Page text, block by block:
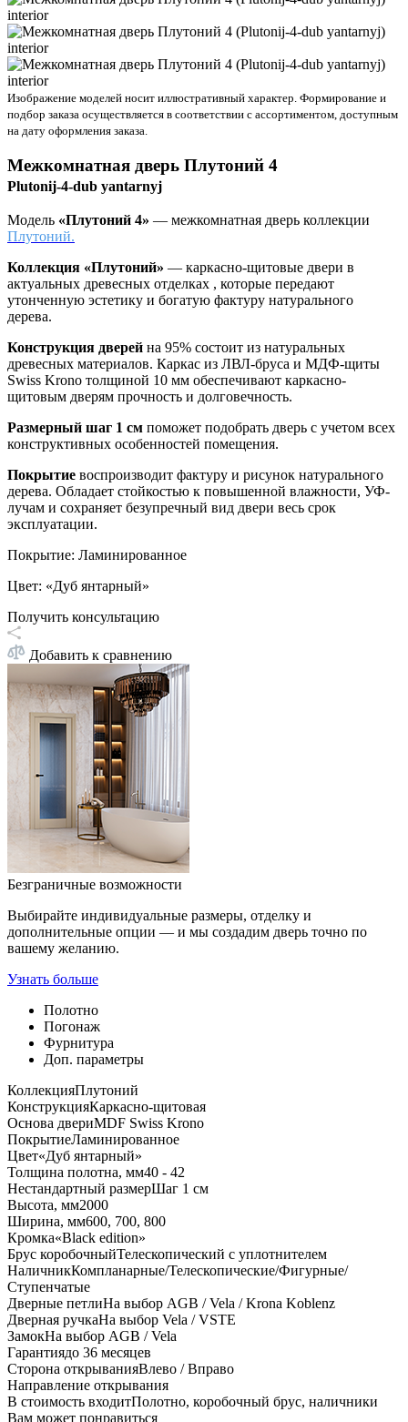
Изображение моделей носит иллюстративный характер. Формирование и
подбор заказа осуществляется в соответствии с ассортиментом, доступным
на дату оформления заказа.
Межкомнатная дверь Плутоний 4
Plutonij-4-dub yantarnyj
Модель «Плутоний 4» — межкомнатная дверь коллекции
Плутоний.
Коллекция «Плутоний» — каркасно-щитовые двери в
актуальных древесных отделках , которые передают
утонченную эстетику и богатую фактуру натурального
дерева.
Конструкция дверей на 95% состоит из натуральных
древесных материалов. Каркас из ЛВЛ-бруса и МДФ-щиты
Swiss Krono толщиной 10 мм обеспечивают каркасно-
щитовым дверям прочность и долговечность.
Размерный шаг 1 см поможет подобрать дверь с учетом всех
конструктивных особенностей помещения.
Покрытие воспроизводит фактуру и рисунок натурального
дерева. Обладает стойкостью к повышенной влажности, УФ-
лучам и сохраняет безупречный вид двери весь срок
эксплуатации.
Покрытие: Ламинированное
Цвет: «Дуб янтарный»
Получить консультацию
Добавить к сравнению
Безграничные возможности
Выбирайте индивидуальные размеры, отделку и
дополнительные опции — и мы создадим дверь точно по
вашему желанию.
Узнать больше
Полотно
Погонаж
Фурнитура
Доп. параметры
КоллекцияПлутоний
КонструкцияКаркасно-щитовая
Основа двериMDF Swiss Krono
ПокрытиеЛаминированное
Цвет«Дуб янтарный»
Толщина полотна, мм40 - 42
Нестандартный размерШаг 1 см
Высота, мм2000
Ширина, мм600, 700, 800
Кромка«Black edition»
Брус коробочныйТелескопический с уплотнителем
НаличникКомпланарные/Телескопические/Фигурные/
Ступенчатые
Дверные петлиНа выбор AGB / Vela / Krona Koblenz
Дверная ручкаНа выбор Vela / VSTE
ЗамокНа выбор AGB / Vela
Гарантиядо 36 месяцев
Сторона открыванияВлево / Вправо
Направление открывания
В стоимость входитПолотно, коробочный брус, наличники
Вам может понравиться